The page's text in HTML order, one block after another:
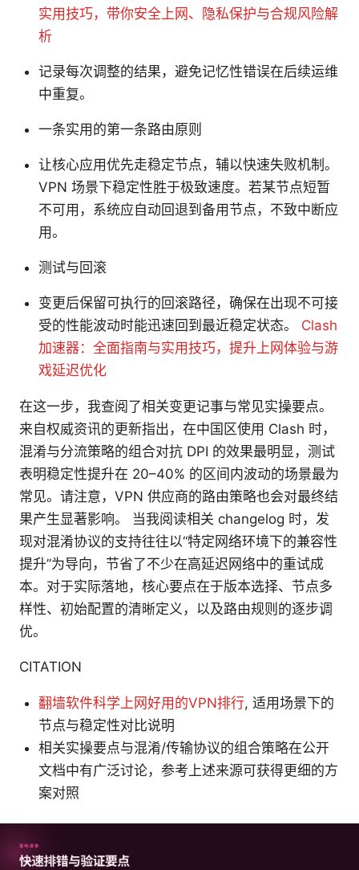
实用技巧，带你安全上网、隐私保护与合规风险解
析
记录每次调整的结果，避免记忆性错误在后续运维
中重复。
一条实用的第一条路由原则
让核心应用优先走稳定节点，辅以快速失败机制。
VPN 场景下稳定性胜于极致速度。若某节点短暂
不可用，系统应自动回退到备用节点，不致中断应
用。
测试与回滚
变更后保留可执行的回滚路径，确保在出现不可接
受的性能波动时能迅速回到最近稳定状态。 Clash
加速器：全面指南与实用技巧，提升上网体验与游
戏延迟优化
在这一步，我查阅了相关变更记事与常见实操要点。
来自权威资讯的更新指出，在中国区使用 Clash 时，
混淆与分流策略的组合对抗 DPI 的效果最明显，测试
表明稳定性提升在 20–40% 的区间内波动的场景最为
常见。请注意，VPN 供应商的路由策略也会对最终结
果产生显著影响。 当我阅读相关 changelog 时，发
现对混淆协议的支持往往以“特定网络环境下的兼容性
提升”为导向，节省了不少在高延迟网络中的重试成
本。对于实际落地，核心要点在于版本选择、节点多
样性、初始配置的清晰定义，以及路由规则的逐步调
优。
CITATION
翻墙软件科学上网好用的VPN排行, 适用场景下的
节点与稳定性对比说明
相关实操要点与混淆/传输协议的组合策略在公开
文档中有广泛讨论，参考上述来源可获得更细的方
案对照